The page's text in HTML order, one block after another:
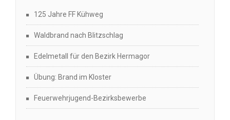
125 Jahre FF Kühweg
Waldbrand nach Blitzschlag
Edelmetall für den Bezirk Hermagor
Übung: Brand im Kloster
Feuerwehrjugend-Bezirksbewerbe